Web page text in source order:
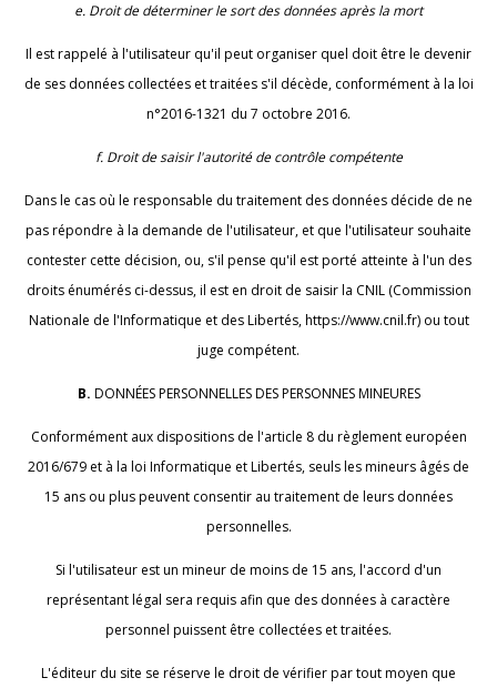
e. Droit de déterminer le sort des données après la mort
Il est rappelé à l'utilisateur qu'il peut organiser quel doit être le devenir
de ses données collectées et traitées s'il décède, conformément à la loi
n°2016-1321 du 7 octobre 2016.
f. Droit de saisir l'autorité de contrôle compétente
Dans le cas où le responsable du traitement des données décide de ne
pas répondre à la demande de l'utilisateur, et que l'utilisateur souhaite
contester cette décision, ou, s'il pense qu'il est porté atteinte à l'un des
droits énumérés ci-dessus, il est en droit de saisir la CNIL (Commission
Nationale de l'Informatique et des Libertés, https://www.cnil.fr) ou tout
juge compétent.
B. DONNÉES PERSONNELLES DES PERSONNES MINEURES
Conformément aux dispositions de l'article 8 du règlement européen
2016/679 et à la loi Informatique et Libertés, seuls les mineurs âgés de
15 ans ou plus peuvent consentir au traitement de leurs données
personnelles.
Si l'utilisateur est un mineur de moins de 15 ans, l'accord d'un
représentant légal sera requis afin que des données à caractère
personnel puissent être collectées et traitées.
L'éditeur du site se réserve le droit de vérifier par tout moyen que